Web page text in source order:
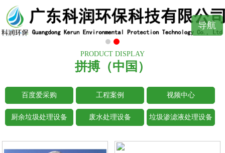
导航
PRODUCT DISPLAY
拼搏（中国）
百度爱采购 工程案例 视频中心
厨余垃圾处理设备 废水处理设备 垃圾渗滤液处理设备